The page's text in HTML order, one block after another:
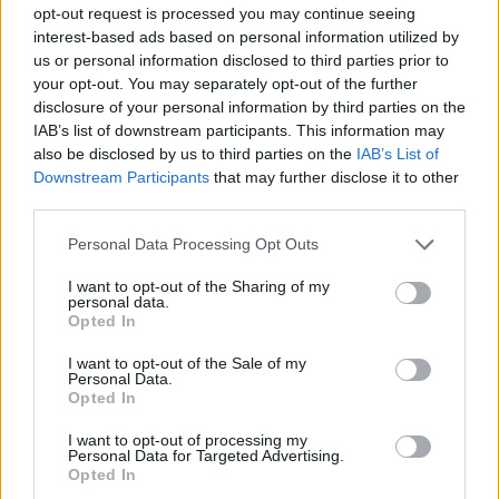
opt-out request is processed you may continue seeing
interest-based ads based on personal information utilized by
us or personal information disclosed to third parties prior to
your opt-out. You may separately opt-out of the further
disclosure of your personal information by third parties on the
IAB’s list of downstream participants. This information may
also be disclosed by us to third parties on the IAB’s List of
Downstream Participants that may further disclose it to other
Personal Data Processing Opt Outs
I want to opt-out of the Sharing of my
personal data.
Opted In
I want to opt-out of the Sale of my
Personal Data.
Opted In
I want to opt-out of processing my
Personal Data for Targeted Advertising.
Opted In
Carrera y Logros de
Cousins
El jugador de 33 años ganó una medalla de oro olímpica
de Janeiro 2016 y, dos años antes, también fue parte
Campeonato Mundial de FIBA en Sevilla, España.
Cousins, cuatro veces All-Star y dos veces miembro del
Segundo Equipo All-NBA, fue la selección número 5 en
el draft de 2010 por los Sacramento Kings. También ha
jugado para New Orleans, Golden State, Houston, LA